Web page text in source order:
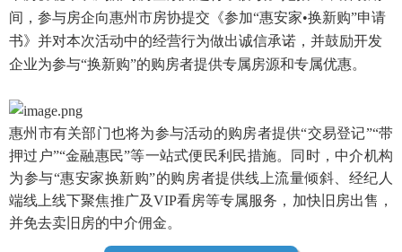
间，参与房企向惠州市房协提交《参加“惠安家•换新购”申请
书》并对本次活动中的经营行为做出诚信承诺，并鼓励开发
企业为参与“换新购”的购房者提供专属房源和专属优惠。
惠州市有关部门也将为参与活动的购房者提供“交易登记”“带
押过户”“金融惠民”等一站式便民利民措施。同时，中介机构
为参与“惠安家换新购”的购房者提供线上流量倾斜、经纪人
端线上线下聚焦推广及VIP看房等专属服务，加快旧房出售，
并免去卖旧房的中介佣金。